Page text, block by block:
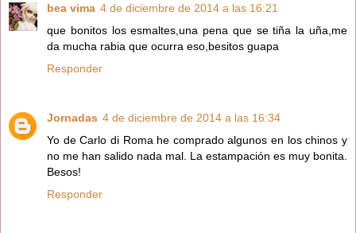
bea vima 4 de diciembre de 2014 a las 16:21
que bonitos los esmaltes,una pena que se tiña la uña,me
da mucha rabia que ocurra eso,besitos guapa
Responder
Jornadas 4 de diciembre de 2014 a las 16:34
Yo de Carlo di Roma he comprado algunos en los chinos y
no me han salido nada mal. La estampación es muy bonita.
Besos!
Responder